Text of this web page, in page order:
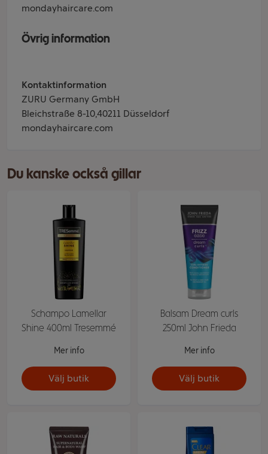
mondayhaircare.com
Övrig information
Kontaktinformation
ZURU Germany GmbH
Bleichstraße 8-10,40211 Düsseldorf
mondayhaircare.com
Du kanske också gillar
Schampo Lamellar
Shine 400ml Tresemmé
Mer info
Välj butik
Balsam Dream curls
250ml John Frieda
Mer info
Välj butik